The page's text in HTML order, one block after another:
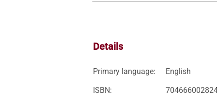
Details
Primary language: English
ISBN: